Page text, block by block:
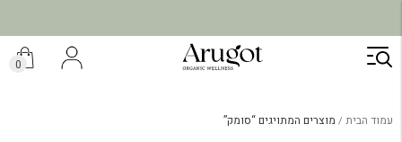
דילוג
לתוכן
0
עמוד הבית מוצרים המתויגים “סומק”